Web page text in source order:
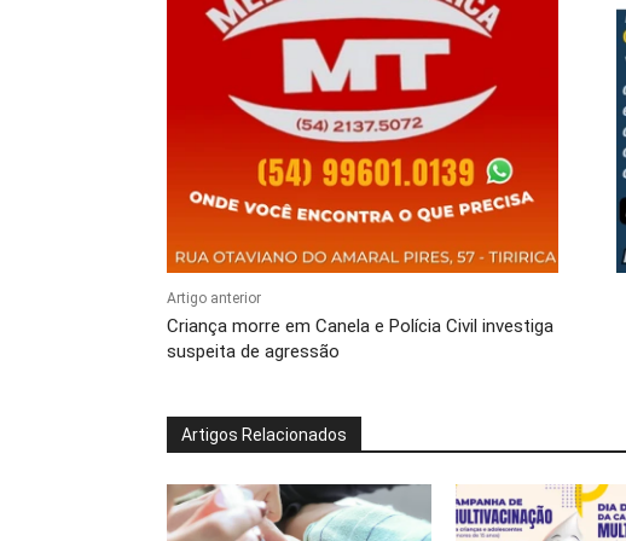
Artigo anterior
Criança morre em Canela e Polícia Civil investiga
suspeita de agressão
Artigos Relacionados